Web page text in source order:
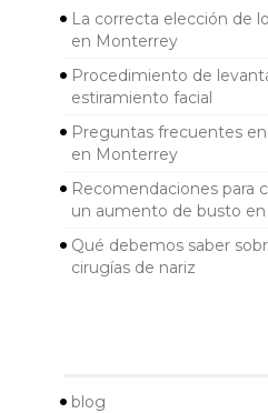
La correcta elección de
en Monterrey
Procedimiento de
estiramiento facial
Preguntas frecuentes
en Monterrey
Recomendaciones para
un aumento de busto
Qué debemos saber
cirugías de nariz
blog